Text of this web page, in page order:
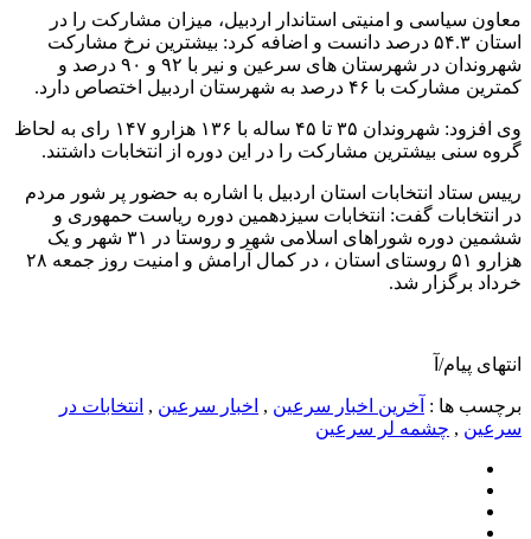
معاون سیاسی و امنیتی استاندار اردبیل، میزان مشارکت را در
استان ۵۴.۳ درصد دانست و اضافه کرد: بیشترین نرخ مشارکت
شهروندان در شهرستان های سرعین و نیر با ۹۲ و ۹۰ درصد و
کمترین مشارکت با ۴۶ درصد به شهرستان اردبیل اختصاص دارد.
وی افزود: شهروندان ۳۵ تا ۴۵ ساله با ۱۳۶ هزارو ۱۴۷ رای به لحاظ
گروه سنی بیشترین مشارکت را در این دوره از انتخابات داشتند.
رییس ستاد انتخابات استان اردبیل با اشاره به حضور پر شور مردم
در انتخابات گفت: انتخابات سیزدهمین دوره ریاست حمهوری و
ششمین دوره شوراهای اسلامی شهر و روستا در ۳۱ شهر و یک
هزارو ۵۱ روستای استان ، در کمال آرامش و امنیت روز جمعه ۲۸
خرداد برگزار شد.
انتهای پیام/آ
برچسب ها : آخرین اخبار سرعین , اخبار سرعین , انتخابات در
سرعین , چشمه لر سرعین